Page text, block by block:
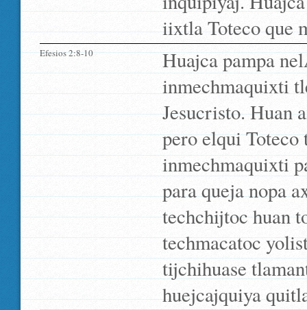
iixtla Toteco que
Efesios 2:8-10
Huajca pampa
inmechmaquixti
Jesucristo. Huan
pero elqui
inmechmaquixti
para queja nopa
techchijtoc huan
techmacatoc
tijchihuase
huejcajquiya